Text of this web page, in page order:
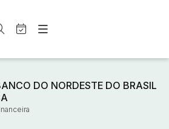
Entrar
DO NORDESTE DO BRASIL